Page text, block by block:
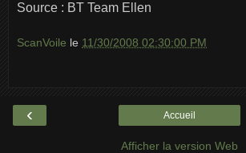
Source : BT Team Ellen
ScanVoile le 11/30/2008 02:30:00 PM
‹ Accueil
Afficher la version Web